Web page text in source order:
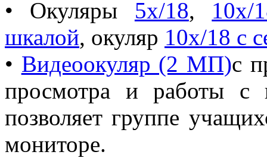
• Окуляры 5х/18, 10х/
шкалой, окуляр 10х/18 с
• Видеоокуляр (2 МП)с
просмотра и работы с
позволяет группе
мониторе.